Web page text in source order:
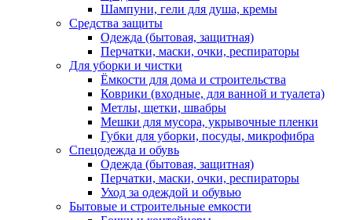
Шампуни, гели для душа, кремы
Средства защиты
Одежда (бытовая, защитная)
Перчатки, маски, очки, респираторы
Для уборки и чистки
Ёмкости для дома и строительства
Коврики (входные, для ванной и туалета)
Метлы, щетки, швабры
Мешки для мусора, укрывочные пленки
Губки для уборки, посуды, микрофибра
Спецодежда и обувь
Одежда (бытовая, защитная)
Перчатки, маски, очки, респираторы
Уход за одеждой и обувью
Бытовые и строительные емкости